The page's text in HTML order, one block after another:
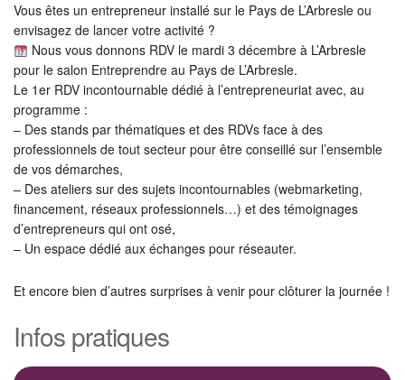
Vous êtes un entrepreneur installé sur le Pays de L’Arbresle ou
envisagez de lancer votre activité ?
Nous vous donnons RDV le mardi 3 décembre à L’Arbresle
pour le salon Entreprendre au Pays de L’Arbresle.
Le 1er RDV incontournable dédié à l’entrepreneuriat avec, au
programme :
– Des stands par thématiques et des RDVs face à des
professionnels de tout secteur pour être conseillé sur l’ensemble
de vos démarches,
– Des ateliers sur des sujets incontournables (webmarketing,
financement, réseaux professionnels…) et des témoignages
d’entrepreneurs qui ont osé,
– Un espace dédié aux échanges pour réseauter.
Et encore bien d’autres surprises à venir pour clôturer la journée !
Infos pratiques